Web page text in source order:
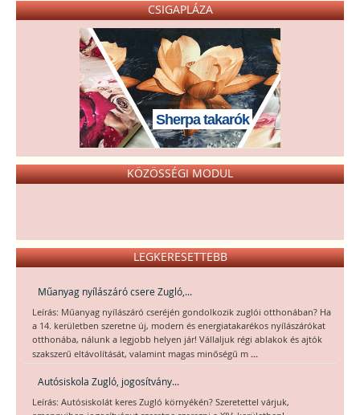
CSIGAPLÁZA
Sherpa takarók
KÖZÖSSÉGI MODUL
LEGKERESETTEBB
Műanyag nyílászáró csere Zugló,...
Leírás: Műanyag nyílászáró cseréjén gondolkozik zuglói otthonában? Ha
a 14. kerületben szeretne új, modern és energiatakarékos nyílászárókat
otthonába, nálunk a legjobb helyen jár! Vállaljuk régi ablakok és ajtók
szakszerű eltávolítását, valamint magas minőségű m ...
Autósiskola Zugló, jogosítvány...
Leírás: Autósiskolát keres Zugló környékén? Szeretettel várjuk,